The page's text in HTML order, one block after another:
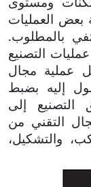
بعض العمليات
بالمطلوب.
التصنيع
عملية مجال
إليه بضبط
إلى
التقني من
والتشكيل،